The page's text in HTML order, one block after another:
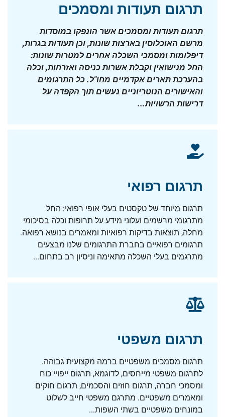
תרגום תעודות ומסמכים
תרגום תעודות ומסמכים אשר הונפקו במוסדות
מרשם האוכלוסין בארצות שונות, וכן תעודות בגרות,
דיפלומות ומסמכי השכלה אחרים למטרות שונות:
החל מנישואין וקבלת אשרות כניסה ואזרחות, וכלה
בהערכת תארים אקדמיים מחו"ל. כל התרגומים
והאישורים הנוטריוניים נעשים תוך הקפדה על
דרישות הרשויות...
תרגום רפואי
תרגום מיוחד של טקסטים בעלי אופי רפואי: החל
מתרגומי מרשמים ועלוני מידע על תרופות וכלה בסיכומי
מחלה, תוצאות בדיקות רפואיות ומאמרים בנושא רפואה.
תרגומים רפואיים בחברת התרגומים שלנו מבצעים
מתרגמים בעלי השכלה מתאימה וניסיון רב בתחום...
תרגום משפטי
תרגום מסמכים משפטיים ברמה מקצועית גבוהה.
לתרגום משפטי מייחסים, לדוגמא, תרגום ייפויי כוח
ומסמכי חברה, תרגום חוזים והסכמים, תרגום חוקים
ומאמרים משפטיים. מתרגם משפטי חייב לשלוט
במונחים משפטיים בשתי השפות...